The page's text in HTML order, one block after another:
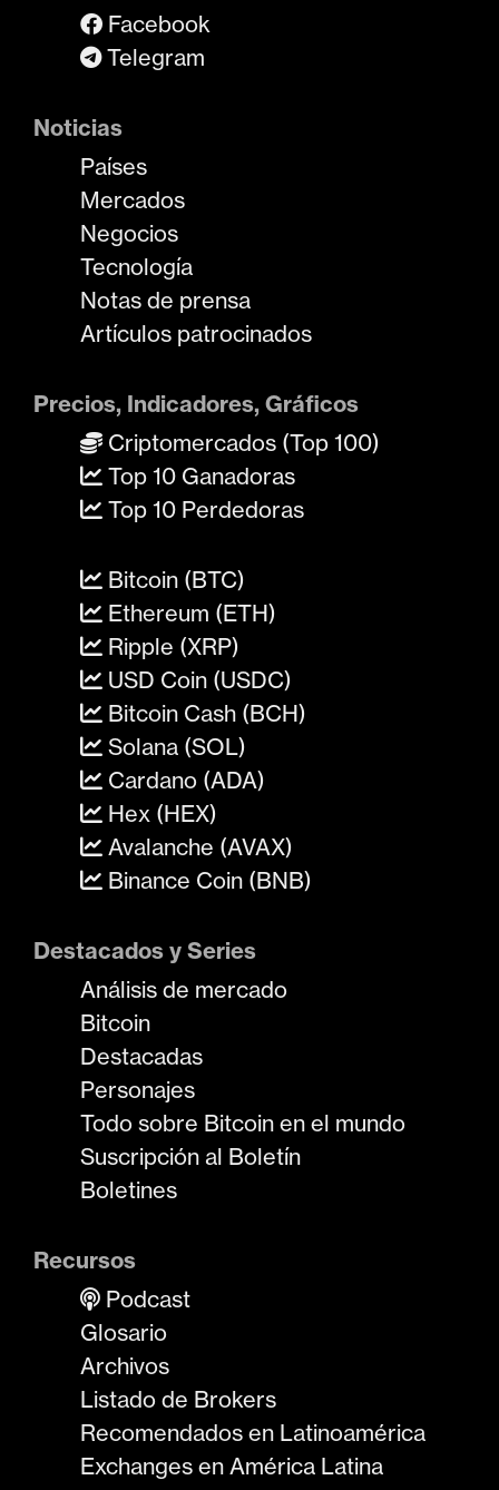
Facebook
Telegram
Noticias
Países
Mercados
Negocios
Tecnología
Notas de prensa
Artículos patrocinados
Precios, Indicadores, Gráficos
Criptomercados (Top 100)
Top 10 Ganadoras
Top 10 Perdedoras
Bitcoin (BTC)
Ethereum (ETH)
Ripple (XRP)
USD Coin (USDC)
Bitcoin Cash (BCH)
Solana (SOL)
Cardano (ADA)
Hex (HEX)
Avalanche (AVAX)
Binance Coin (BNB)
Destacados y Series
Análisis de mercado
Bitcoin
Destacadas
Personajes
Todo sobre Bitcoin en el mundo
Suscripción al Boletín
Boletines
Recursos
Podcast
Glosario
Archivos
Listado de Brokers
Recomendados en Latinoamérica
Exchanges en América Latina